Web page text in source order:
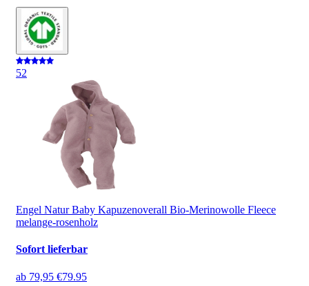
52
Engel Natur Baby Kapuzenoverall Bio-Merinowolle Fleece
melange-rosenholz
Sofort lieferbar
ab 79,95 €79.95